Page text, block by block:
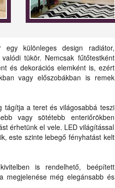
különleges design radiátor,
tükör. Nemcsak fűtőtestként
és dekorációs elemként is, ezért
vagy előszobákban is remek
tágítja a teret és világosabbá teszi
vagy sötétebb enteriőrökben
érhetünk el vele. LED világítással
este szinte lebegő fényhatást kelt
is rendelhető, beépített
megjelenése még elegánsabb és